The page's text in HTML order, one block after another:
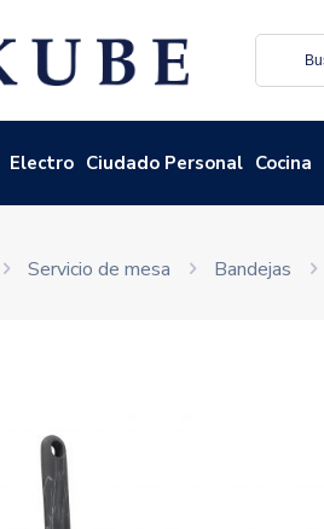
Electro Ciudado Personal Cocina
Servicio de mesa Bandejas